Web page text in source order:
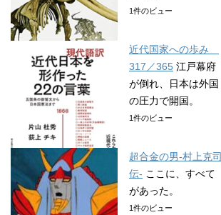
1件のビュー
近代国家への歩み
317／365 江戸幕府
が倒れ、日本は外国
の圧力で開国。
1件のビュー
超合金の男-村上克司
伝- ここに、すべて
があった。
1件のビュー